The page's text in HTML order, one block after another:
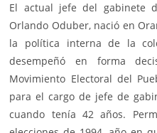
El actual jefe del gabinete
Orlando Oduber, nació en
la política interna de la
desempeñó en forma
Movimiento Electoral del
para el cargo de jefe de
cuando tenía 42 años.